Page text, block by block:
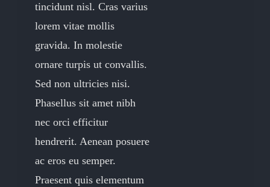
tincidunt nisl. Cras varius
lorem vitae mollis
gravida. In molestie
ornare turpis ut convallis.
Sed non ultricies nisi.
Phasellus sit amet nibh
nec orci efficitur
hendrerit. Aenean posuere
ac eros eu semper.
Praesent quis elementum